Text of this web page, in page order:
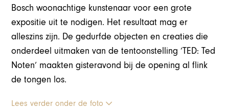
Bosch woonachtige kunstenaar voor een grote
expositie uit te nodigen. Het resultaat mag er
alleszins zijn. De gedurfde objecten en creaties die
onderdeel uitmaken van de tentoonstelling ‘TED: Ted
Noten’ maakten gisteravond bij de opening al flink
de tongen los.
Lees verder onder de foto